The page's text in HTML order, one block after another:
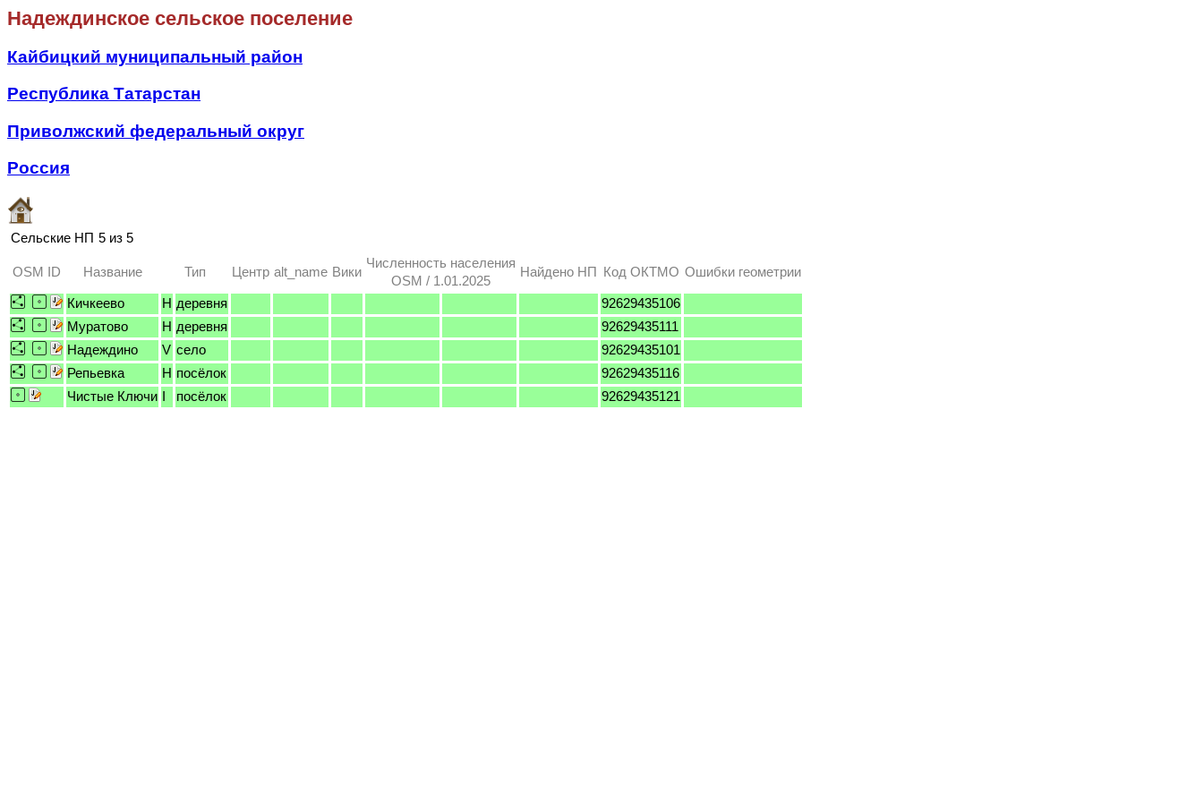
Надеждинское сельское поселение
Кайбицкий муниципальный район
Республика Татарстан
Приволжский федеральный округ
Россия
Сельские НП 5 из 5
OSM ID Название Тип Центр alt_name Вики
Численность населения
OSM / 1.01.2025
Найдено НП Код ОКТМО Ошибки геометрии
Кичкеево H деревня
92629435106
Муратово
H деревня
92629435111
Надеждино
V село
92629435101
Репьевка
H посёлок
92629435116
Чистые Ключи I посёлок 92629435121